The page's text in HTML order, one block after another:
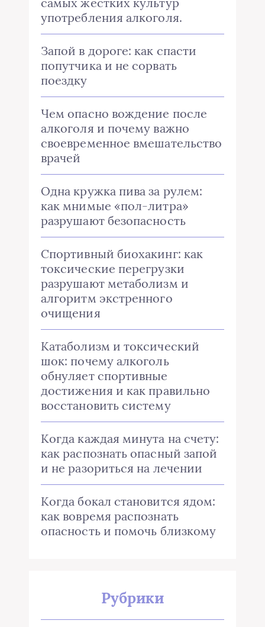
употребления алкоголя.
Запой в дороге: как спасти
попутчика и не сорвать
поездку
Чем опасно вождение после
алкоголя и почему важно
своевременное вмешательство
врачей
Одна кружка пива за рулем:
как мнимые «пол-литра»
разрушают безопасность
Спортивный биохакинг: как
токсические перегрузки
разрушают метаболизм и
алгоритм экстренного
очищения
Катаболизм и токсический
шок: почему алкоголь
обнуляет спортивные
достижения и как правильно
восстановить систему
Когда каждая минута на счету:
как распознать опасный запой
и не разориться на лечении
Когда бокал становится ядом:
как вовремя распознать
опасность и помочь близкому
Рубрики